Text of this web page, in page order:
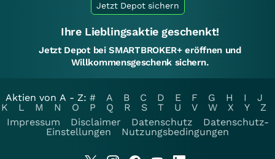
Jetzt Depot sichern
Ihre Lieblingsaktie geschenkt!
Jetzt Depot bei SMARTBROKER+ eröffnen und
Willkommensgeschenk sichern.
Aktien von A - Z: # A B C D E F G H I
J
K
L M N O P Q R S T U V W X Y
Z
Impressum
Disclaimer Datenschutz
Datenschutz-
Einstellungen
Nutzungsbedingungen